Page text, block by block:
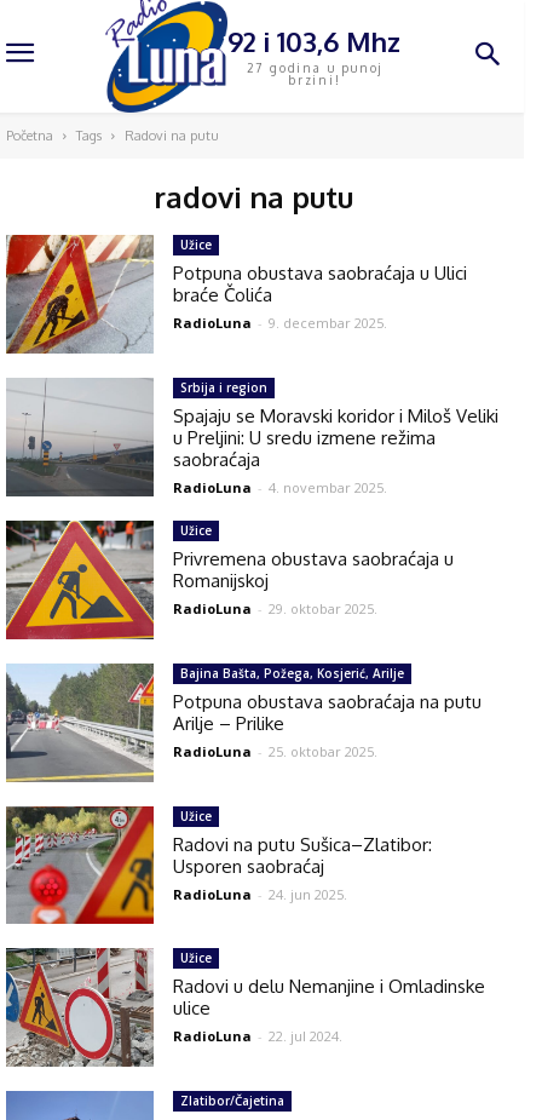
92 i 103,6 Mhz
27 godina u punoj
brzini!
Početna Tags Radovi na putu
radovi na putu
Užice
Potpuna obustava saobraćaja u Ulici
braće Čolića
RadioLuna - 9. decembar 2025.
Srbija i region
Spajaju se Moravski koridor i Miloš Veliki
u Preljini: U sredu izmene režima
saobraćaja
RadioLuna - 4. novembar 2025.
Užice
Privremena obustava saobraćaja u
Romanijskoj
RadioLuna - 29. oktobar 2025.
Bajina Bašta, Požega, Kosjerić, Arilje
Potpuna obustava saobraćaja na putu
Arilje – Prilike
RadioLuna - 25. oktobar 2025.
Užice
Radovi na putu Sušica–Zlatibor:
Usporen saobraćaj
RadioLuna - 24. jun 2025.
Užice
Radovi u delu Nemanjine i Omladinske
ulice
RadioLuna - 22. jul 2024.
Zlatibor/Čajetina